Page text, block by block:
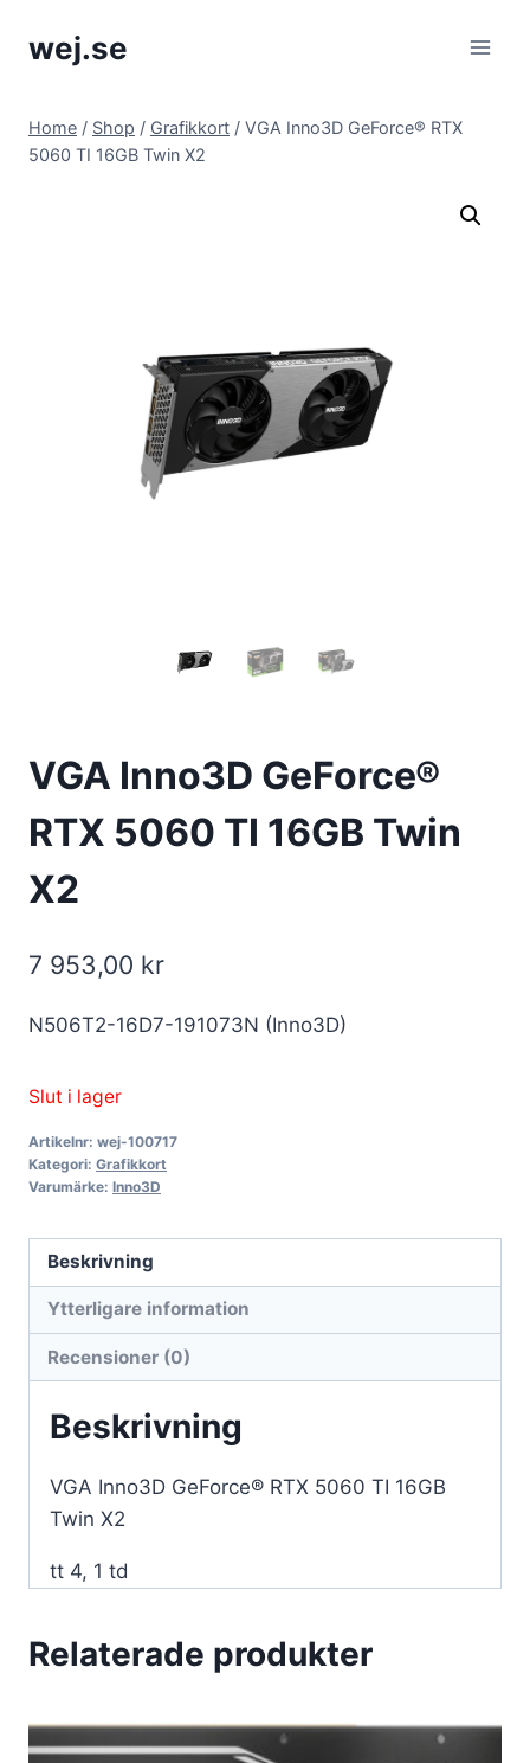
wej.se
Home / Shop / Grafikkort / VGA Inno3D GeForce® RTX
5060 TI 16GB Twin X2
VGA Inno3D GeForce®
RTX 5060 TI 16GB Twin
X2
7 953,00 kr
N506T2-16D7-191073N (Inno3D)
Slut i lager
Artikelnr: wej-100717
Kategori: Grafikkort
Varumärke: Inno3D
Beskrivning
Ytterligare information
Recensioner (0)
Beskrivning
VGA Inno3D GeForce® RTX 5060 TI 16GB
Twin X2
tt 4, 1 td
Relaterade produkter